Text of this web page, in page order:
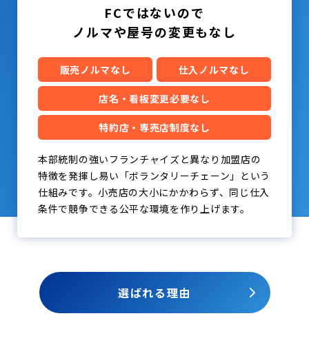
FCではないので
ノルマや屋号の変更もなし
販売ノルマなし 仕入ノルマなし
店名・看板変更必要なし
特約店・専売店制度なし
本部統制の強いフランチャイズと異なり加盟店の
特徴を発揮し易い「ボランタリーチェーン」という
仕組みです。小売店の大小にかかわらず、同じ仕入
条件で競争できる公平な環境を作り上げます。
選ばれる理由